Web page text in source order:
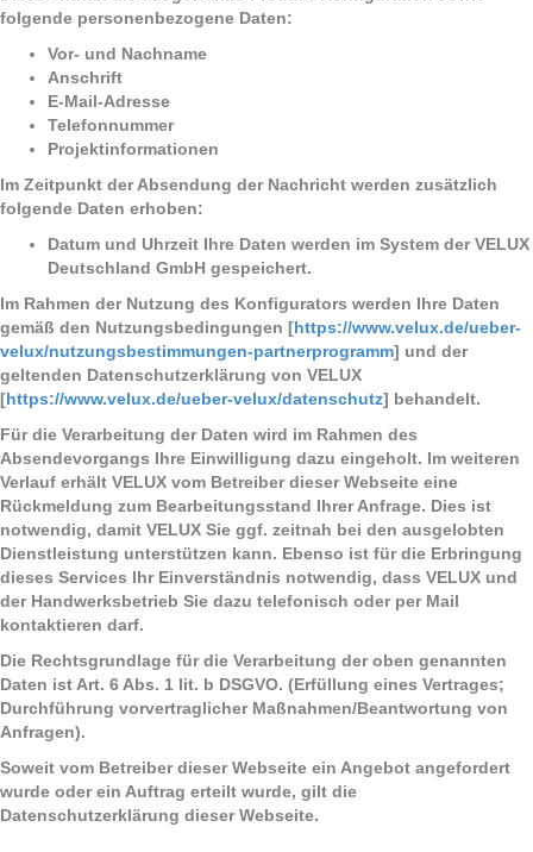
folgende personenbezogene Daten:
Vor- und Nachname
Anschrift
E-Mail-Adresse
Telefonnummer
Projektinformationen
Im Zeitpunkt der Absendung der Nachricht werden zusätzlich
folgende Daten erhoben:
Datum und Uhrzeit Ihre Daten werden im System der VELUX
Deutschland GmbH gespeichert.
Im Rahmen der Nutzung des Konfigurators werden Ihre Daten
gemäß den Nutzungsbedingungen [https://www.velux.de/ueber-
velux/nutzungsbestimmungen-partnerprogramm] und der
geltenden Datenschutzerklärung von VELUX
[https://www.velux.de/ueber-velux/datenschutz] behandelt.
Für die Verarbeitung der Daten wird im Rahmen des
Absendevorgangs Ihre Einwilligung dazu eingeholt. Im weiteren
Verlauf erhält VELUX vom Betreiber dieser Webseite eine
Rückmeldung zum Bearbeitungsstand Ihrer Anfrage. Dies ist
notwendig, damit VELUX Sie ggf. zeitnah bei den ausgelobten
Dienstleistung unterstützen kann. Ebenso ist für die Erbringung
dieses Services Ihr Einverständnis notwendig, dass VELUX und
der Handwerksbetrieb Sie dazu telefonisch oder per Mail
kontaktieren darf.
Die Rechtsgrundlage für die Verarbeitung der oben genannten
Daten ist Art. 6 Abs. 1 lit. b DSGVO. (Erfüllung eines Vertrages;
Durchführung vorvertraglicher Maßnahmen/Beantwortung von
Anfragen).
Soweit vom Betreiber dieser Webseite ein Angebot angefordert
wurde oder ein Auftrag erteilt wurde, gilt die
Datenschutzerklärung dieser Webseite.